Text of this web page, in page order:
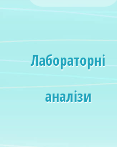
Лабораторні
аналізи